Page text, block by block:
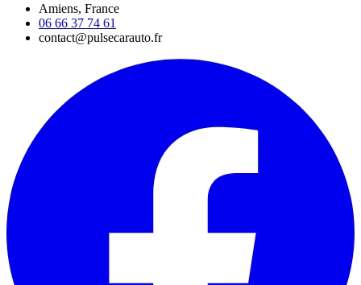
Amiens, France
06 66 37 74 61
contact@pulsecarauto.fr